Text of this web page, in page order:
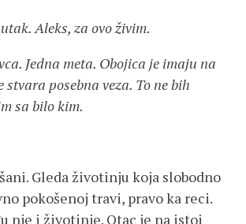
Aleks, za ovo živim.
Jedna meta. Obojica je imaju na
stvara posebna veza. To ne bih
sa bilo kim.
Gleda životinju koja slobodno
pokošenoj travi, pravo ka reci.
nje i životinje. Otac je na istoj